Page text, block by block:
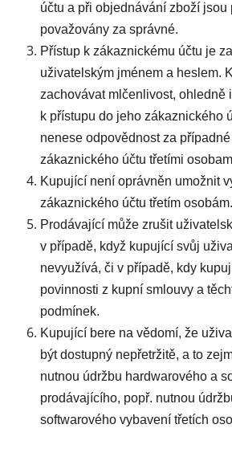
účtu a při objednávání zboží jsou
považovány za správné.
Přístup k zákaznickému účtu je
uživatelským jménem a heslem.
zachovávat mlčenlivost, ohledně
k přístupu do jeho zákaznického
nenese odpovědnost za
zákaznického účtu třetími
Kupující není oprávněn umožnit
zákaznického účtu třetím osobám.
Prodávající může zrušit
v případě, když kupující svůj
nevyužívá, či v případě, kdy
povinnosti z kupní smlouvy a
podmínek.
Kupující bere na vědomí, že
být dostupný nepřetržitě, a to
nutnou údržbu hardwarového a
prodávajícího, popř. nutnou
softwarového vybavení třetích